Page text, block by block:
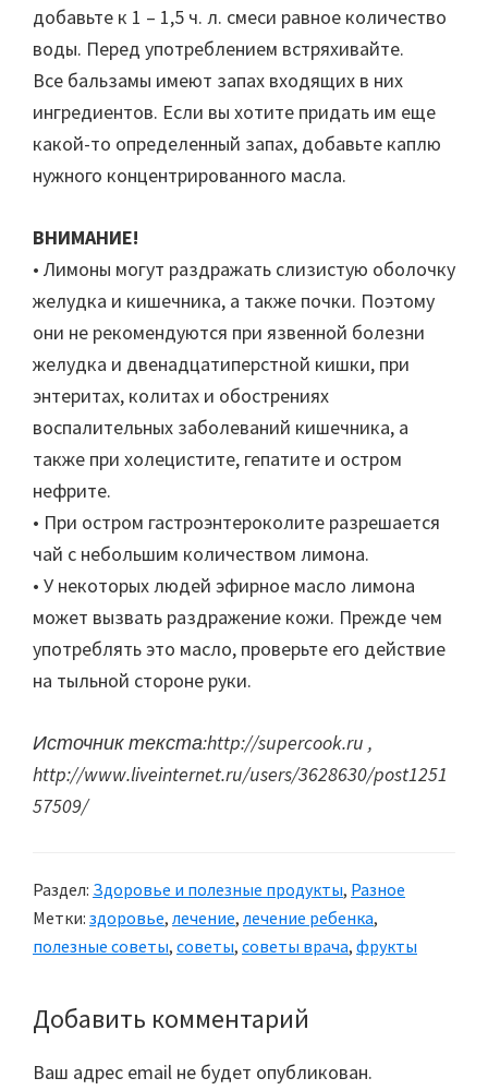
добавьте к 1 – 1,5 ч. л. смеси равное количество
воды. Перед употреблением встряхивайте.
Все бальзамы имеют запах входящих в них
ингредиентов. Если вы хотите придать им еще
какой-то определенный запах, добавьте каплю
нужного концентрированного масла.
ВНИМАНИЕ!
• Лимоны могут раздражать слизистую оболочку
желудка и кишечника, а также почки. Поэтому
они не рекомендуются при язвенной болезни
желудка и двенадцатиперстной кишки, при
энтеритах, колитах и обострениях
воспалительных заболеваний кишечника, а
также при холецистите, гепатите и остром
нефрите.
• При остром гастроэнтероколите разрешается
чай с небольшим количеством лимона.
• У некоторых людей эфирное масло лимона
может вызвать раздражение кожи. Прежде чем
употреблять это масло, проверьте его действие
на тыльной стороне руки.
Источник текста:http://supercook.ru ,
http://www.liveinternet.ru/users/3628630/post1251
57509/
Раздел: Здоровье и полезные продукты, Разное
Метки: здоровье, лечение, лечение ребенка,
полезные советы, советы, советы врача, фрукты
Reader
Interactions
Добавить комментарий
Ваш адрес email не будет опубликован.